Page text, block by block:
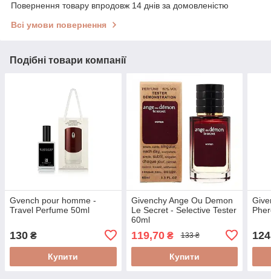
Повернення товару впродовж 14 днів за домовленістю
Всі умови повернення
Подібні товари компанії
Gvench pour homme -
Travel Perfume 50ml
130 ₴
Купити
Givenchy Ange Ou Demon
Le Secret - Selective Tester
60ml
119,70₴ 133 ₴
Купити
124